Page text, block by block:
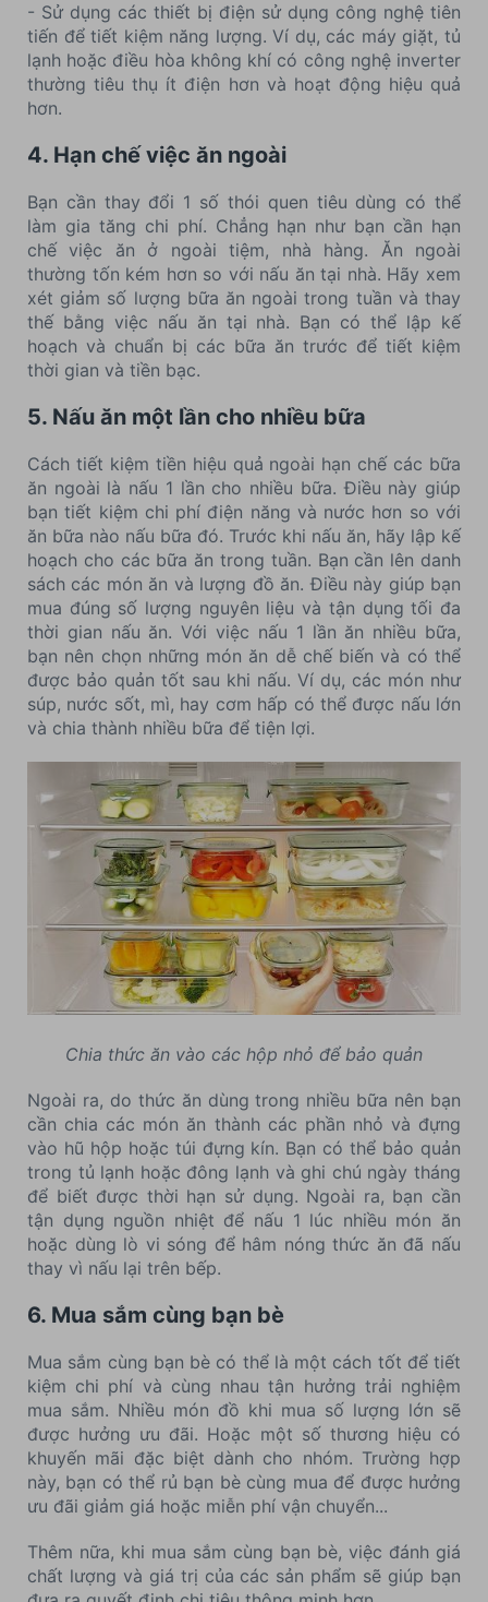
- Sử dụng các thiết bị điện sử dụng công nghệ tiên
tiến để tiết kiệm năng lượng. Ví dụ, các máy giặt, tủ
lạnh hoặc điều hòa không khí có công nghệ inverter
thường tiêu thụ ít điện hơn và hoạt động hiệu quả
hơn.
4. Hạn chế việc ăn ngoài
Bạn cần thay đổi 1 số thói quen tiêu dùng có thể
làm gia tăng chi phí. Chẳng hạn như bạn cần hạn
chế việc ăn ở ngoài tiệm, nhà hàng. Ăn ngoài
thường tốn kém hơn so với nấu ăn tại nhà. Hãy xem
xét giảm số lượng bữa ăn ngoài trong tuần và thay
thế bằng việc nấu ăn tại nhà. Bạn có thể lập kế
hoạch và chuẩn bị các bữa ăn trước để tiết kiệm
thời gian và tiền bạc.
5. Nấu ăn một lần cho nhiều bữa
Cách tiết kiệm tiền hiệu quả ngoài hạn chế các bữa
ăn ngoài là nấu 1 lần cho nhiều bữa. Điều này giúp
bạn tiết kiệm chi phí điện năng và nước hơn so với
ăn bữa nào nấu bữa đó. Trước khi nấu ăn, hãy lập kế
hoạch cho các bữa ăn trong tuần. Bạn cần lên danh
sách các món ăn và lượng đồ ăn. Điều này giúp bạn
mua đúng số lượng nguyên liệu và tận dụng tối đa
thời gian nấu ăn. Với việc nấu 1 lần ăn nhiều bữa,
bạn nên chọn những món ăn dễ chế biến và có thể
được bảo quản tốt sau khi nấu. Ví dụ, các món như
súp, nước sốt, mì, hay cơm hấp có thể được nấu lớn
và chia thành nhiều bữa để tiện lợi.
Chia thức ăn vào các hộp nhỏ để bảo quản
Ngoài ra, do thức ăn dùng trong nhiều bữa nên bạn
cần chia các món ăn thành các phần nhỏ và đựng
vào hũ hộp hoặc túi đựng kín. Bạn có thể bảo quản
trong tủ lạnh hoặc đông lạnh và ghi chú ngày tháng
để biết được thời hạn sử dụng. Ngoài ra, bạn cần
tận dụng nguồn nhiệt để nấu 1 lúc nhiều món ăn
hoặc dùng lò vi sóng để hâm nóng thức ăn đã nấu
thay vì nấu lại trên bếp.
6. Mua sắm cùng bạn bè
Mua sắm cùng bạn bè có thể là một cách tốt để tiết
kiệm chi phí và cùng nhau tận hưởng trải nghiệm
mua sắm. Nhiều món đồ khi mua số lượng lớn sẽ
được hưởng ưu đãi. Hoặc một số thương hiệu có
khuyến mãi đặc biệt dành cho nhóm. Trường hợp
này, bạn có thể rủ bạn bè cùng mua để được hưởng
ưu đãi giảm giá hoặc miễn phí vận chuyển...
Thêm nữa, khi mua sắm cùng bạn bè, việc đánh giá
chất lượng và giá trị của các sản phẩm sẽ giúp bạn